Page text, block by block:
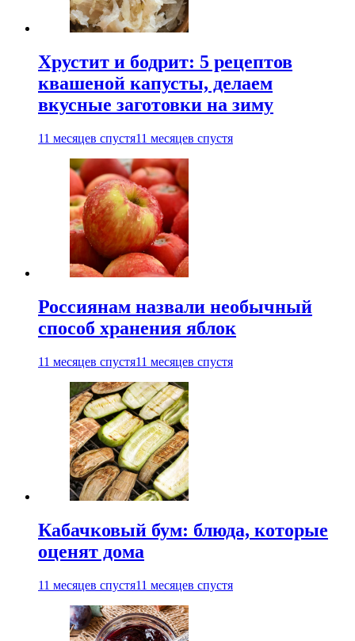
Хрустит и бодрит: 5 рецептов
квашеной капусты, делаем
вкусные заготовки на зиму
11 месяцев спустя11 месяцев спустя
Россиянам назвали необычный
способ хранения яблок
11 месяцев спустя11 месяцев спустя
Кабачковый бум: блюда, которые
оценят дома
11 месяцев спустя11 месяцев спустя